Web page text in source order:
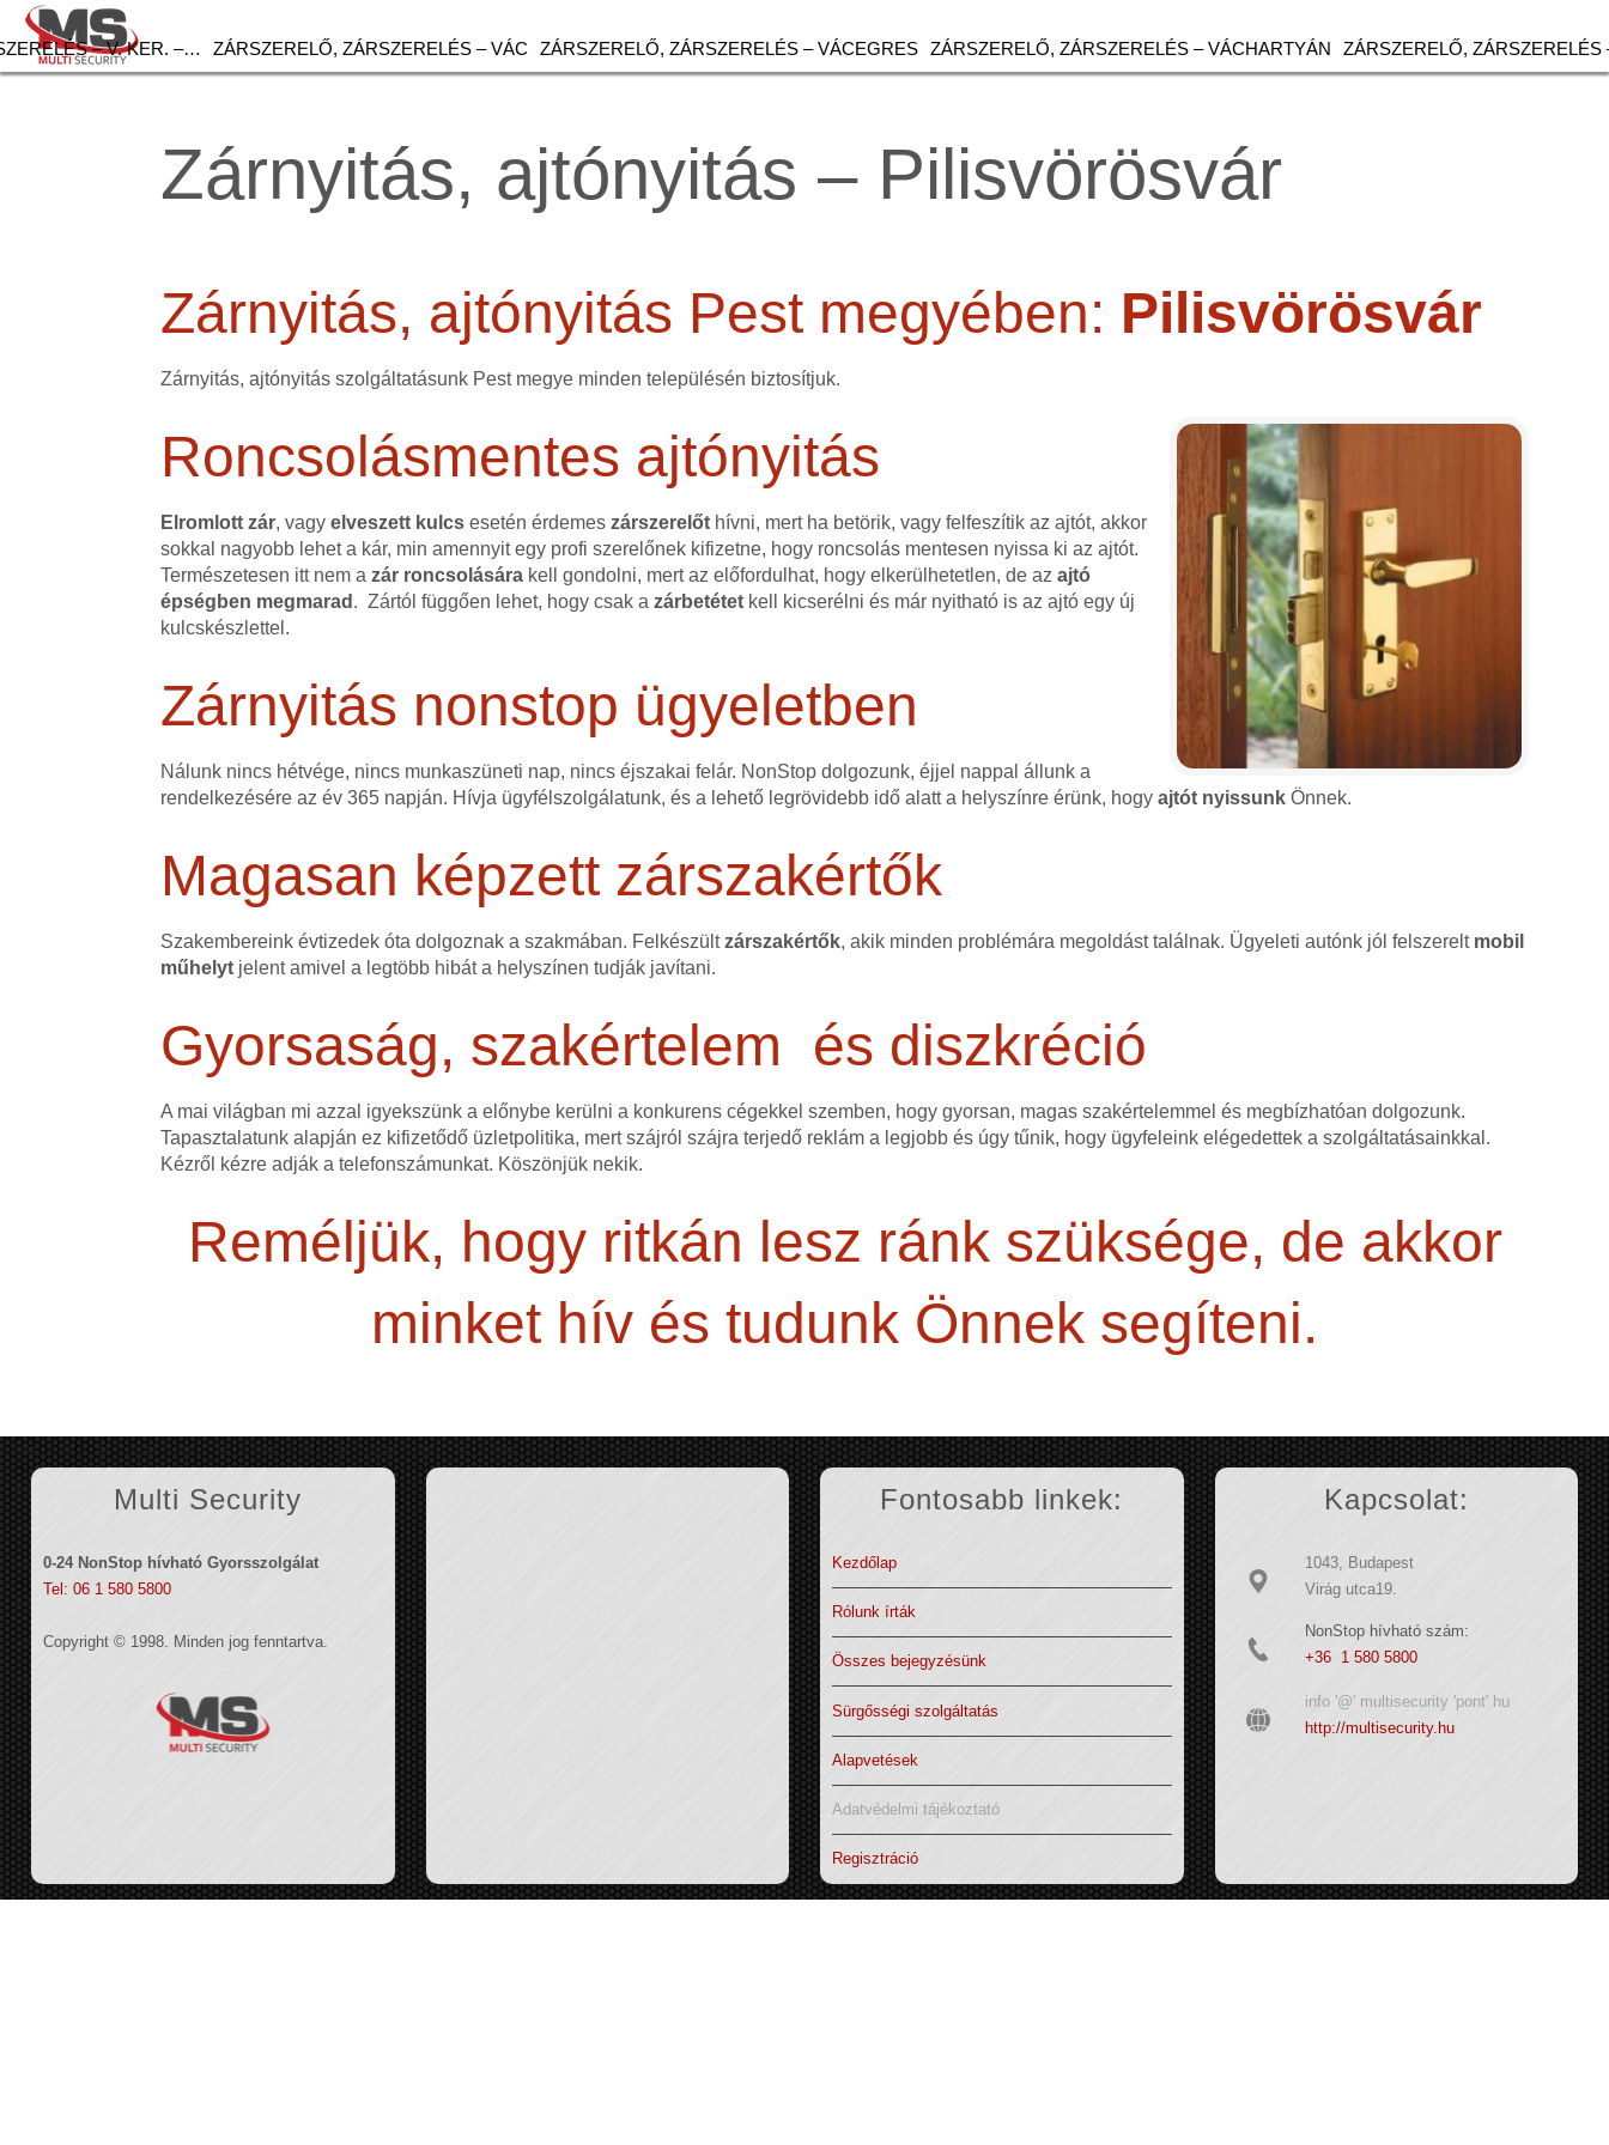
– V. KER. –… ZÁRSZERELŐ, ZÁRSZERELÉS – VÁC ZÁRSZERELŐ, ZÁRSZERELÉS – VÁCEGRES ZÁRSZERELŐ, ZÁRSZERELÉS – VÁCHARTYÁN ZÁRSZERELŐ, ZÁRSZERELÉS
Zárnyitás, ajtónyitás – Pilisvörösvár
Zárnyitás, ajtónyitás Pest megyében: Pilisvörösvár
Zárnyitás, ajtónyitás szolgáltatásunk Pest megye minden településén biztosítjuk.
Roncsolásmentes ajtónyitás
Elromlott zár, vagyelveszett kulcs esetén érdemeszárszerelőt hívni, mert ha betörik, vagy felfeszítik az ajtót, akkor
sokkal nagyobb lehet a kár, min amennyit egy profi szerelőnek kifizetne, hogy roncsolás mentesen nyissa ki az ajtót.
Természetesen itt nem azár roncsolására kell gondolni, mert az előfordulhat, hogy elkerülhetetlen, de azajtó
épségben megmarad . Zártól függően lehet, hogy csak azárbetétet kell kicserélni és már nyitható is az ajtó egy új
kulcskészlettel.
Zárnyitás nonstop ügyeletben
Nálunk nincs hétvége, nincs munkaszüneti nap, nincs éjszakai felár. NonStop dolgozunk, éjjel nappal állunk a
rendelkezésére az év 365 napján. Hívja ügyfélszolgálatunk, és a lehető legrövidebb idő alatt a helyszínre érünk, hogyajtót nyissunk Önnek.
Magasan képzett zárszakértők
Szakembereink évtizedek óta dolgoznak a szakmában. Felkészültzárszakértők, akik minden problémára megoldást találnak. Ügyeleti autónk jól felszerelt mobil
műhelyt jelent amivel a legtöbb hibát a helyszínen tudják javítani.
Gyorsaság, szakértelem és diszkréció
A mai világban mi azzal igyekszünk a előnybe kerülni a konkurens cégekkel szemben, hogy gyorsan, magas szakértelemmel és megbízhatóan dolgozunk.
Tapasztalatunk alapján ez kifizetődő üzletpolitika, mert szájról szájra terjedő reklám a legjobb és úgy tűnik, hogy ügyfeleink elégedettek a szolgáltatásainkkal.
Kézről kézre adják a telefonszámunkat. Köszönjük nekik.
Reméljük, hogy ritkán lesz ránk szüksége, de akkor
minket hív és tudunk Önnek segíteni.
Multi Security
0-24 NonStop hívható Gyorsszolgálat
Tel: 06 1 580 5800
Copyright © 1998. Minden jog fenntartva.
Fontosabb linkek:
Kezdőlap
Rólunk írták
Összes bejegyzésünk
Sürgősségi szolgáltatás
Alapvetések
Adatvédelmi tájékoztató
Regisztráció
Kapcsolat:
1043, Budapest
Virág utca19.
NonStop hívható szám:
+36 1 580 5800
info '@' multisecurity 'pont' hu
http://multisecurity.hu